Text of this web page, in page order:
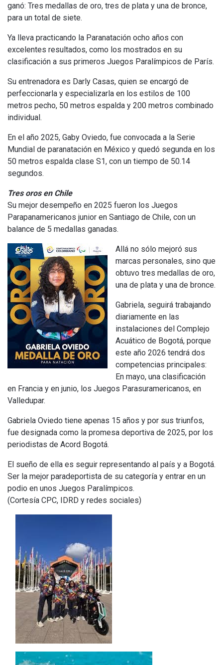
ganó: Tres medallas de oro, tres de plata y una de bronce,
para un total de siete.
Ya lleva practicando la Paranatación ocho años con
excelentes resultados, como los mostrados en su
clasificación a sus primeros Juegos Paralímpicos de París.
Su entrenadora es Darly Casas, quien se encargó de
perfeccionarla y especializarla en los estilos de 100
metros pecho, 50 metros espalda y 200 metros combinado
individual.
En el año 2025, Gaby Oviedo, fue convocada a la Serie
Mundial de paranatación en México y quedó segunda en los
50 metros espalda clase S1, con un tiempo de 50.14
segundos.
Tres oros en Chile
Su mejor desempeño en 2025 fueron los Juegos
Parapanamericanos junior en Santiago de Chile, con un
balance de 5 medallas ganadas.
Allá no sólo mejoró sus
marcas personales, sino que
obtuvo tres medallas de oro,
una de plata y una de bronce.
Gabriela, seguirá trabajando
diariamente en las
instalaciones del Complejo
Acuático de Bogotá, porque
este año 2026 tendrá dos
competencias principales:
En mayo, una clasificación
en Francia y en junio, los Juegos Parasuramericanos, en
Valledupar.
Gabriela Oviedo tiene apenas 15 años y por sus triunfos,
fue designada como la promesa deportiva de 2025, por los
periodistas de Acord Bogotá.
El sueño de ella es seguir representando al país y a Bogotá.
Ser la mejor paradeportista de su categoría y entrar en un
podio en unos Juegos Paralímpicos.
(Cortesía CPC, IDRD y redes sociales)